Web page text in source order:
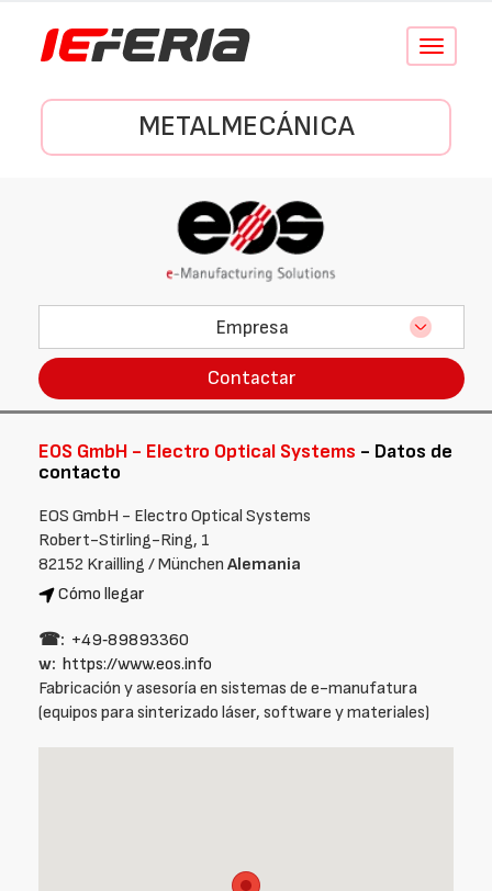
Conmutar
METALMECÁNICA
Empresa
Contactar
EOS GmbH - Electro Optical Systems - Datos de
contacto
EOS GmbH - Electro Optical Systems
Robert-Stirling-Ring, 1
82152 Krailling / München Alemania
Cómo llegar
☎: +49‑89893360
w: https://www.eos.info
Fabricación y asesoría en sistemas de e-manufatura
(equipos para sinterizado láser, software y materiales)